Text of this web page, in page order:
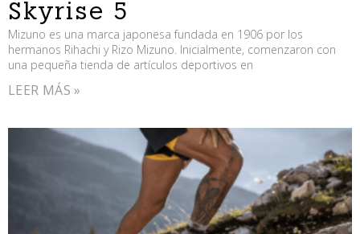
Skyrise 5
Mizuno es una marca japonesa fundada en 1906 por los
hermanos Rihachi y Rizo Mizuno. Inicialmente, comenzaron con
una pequeña tienda de artículos deportivos en
LEER MÁS »